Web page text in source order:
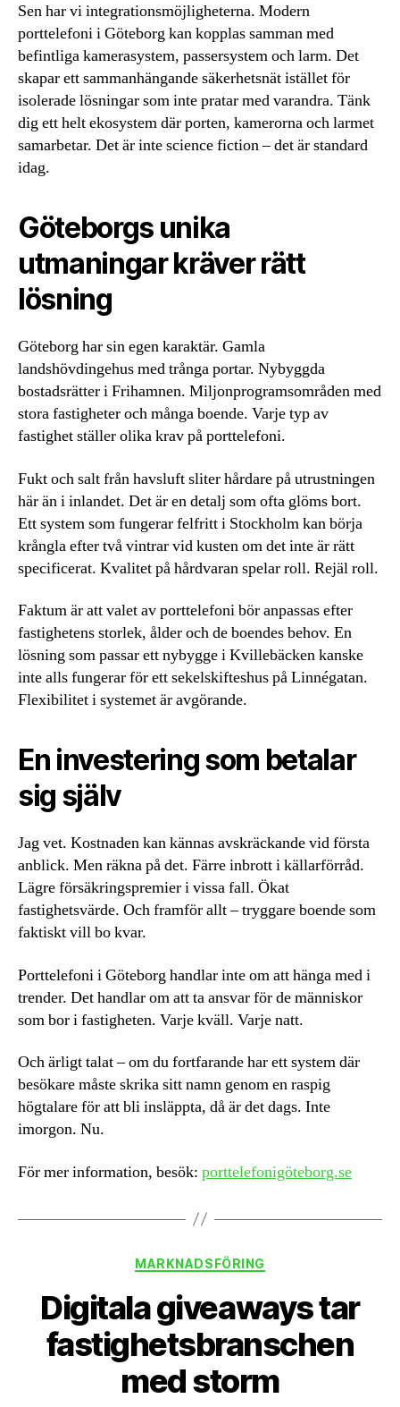
Sen har vi integrationsmöjligheterna. Modern
porttelefoni i Göteborg kan kopplas samman med
befintliga kamerasystem, passersystem och larm. Det
skapar ett sammanhängande säkerhetsnät istället för
isolerade lösningar som inte pratar med varandra. Tänk
dig ett helt ekosystem där porten, kamerorna och larmet
samarbetar. Det är inte science fiction – det är standard
idag.
Göteborgs unika
utmaningar kräver rätt
lösning
Göteborg har sin egen karaktär. Gamla
landshövdingehus med trånga portar. Nybyggda
bostadsrätter i Frihamnen. Miljonprogramsområden med
stora fastigheter och många boende. Varje typ av
fastighet ställer olika krav på porttelefoni.
Fukt och salt från havsluft sliter hårdare på utrustningen
här än i inlandet. Det är en detalj som ofta glöms bort.
Ett system som fungerar felfritt i Stockholm kan börja
krångla efter två vintrar vid kusten om det inte är rätt
specificerat. Kvalitet på hårdvaran spelar roll. Rejäl roll.
Faktum är att valet av porttelefoni bör anpassas efter
fastighetens storlek, ålder och de boendes behov. En
lösning som passar ett nybygge i Kvillebäcken kanske
inte alls fungerar för ett sekelskifteshus på Linnégatan.
Flexibilitet i systemet är avgörande.
En investering som betalar
sig själv
Jag vet. Kostnaden kan kännas avskräckande vid första
anblick. Men räkna på det. Färre inbrott i källarförråd.
Lägre försäkringspremier i vissa fall. Ökat
fastighetsvärde. Och framför allt – tryggare boende som
faktiskt vill bo kvar.
Porttelefoni i Göteborg handlar inte om att hänga med i
trender. Det handlar om att ta ansvar för de människor
som bor i fastigheten. Varje kväll. Varje natt.
Och ärligt talat – om du fortfarande har ett system där
besökare måste skrika sitt namn genom en raspig
högtalare för att bli insläppta, då är det dags. Inte
imorgon. Nu.
För mer information, besök: porttelefonigöteborg.se
Kategorier
MARKNADSFÖRING
Digitala giveaways tar
fastighetsbranschen
med storm